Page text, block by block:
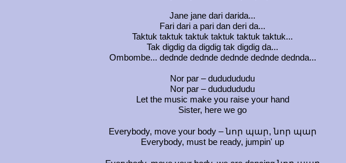
Jane jane dari darida...
Fari dari a pari dan deri da...
Taktuk taktuk taktuk taktuk taktuk taktuk...
Tak digdig da digdig tak digdig da...
Ombombe... dednde dednde dednde dednde dednda...
Nor par – dududududu
Nor par – dududududu
Let the music make you raise your hand
Sister, here we go
Everybody, move your body – նոր պար, նոր պար
Everybody, must be ready, jumpin' up